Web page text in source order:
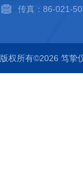
传真：86-021-
版权所有©2026 笃挚